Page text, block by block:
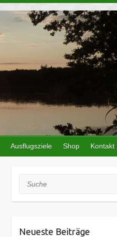
Ausflugsziele Shop Kontakt
Suche
Neueste Beiträge